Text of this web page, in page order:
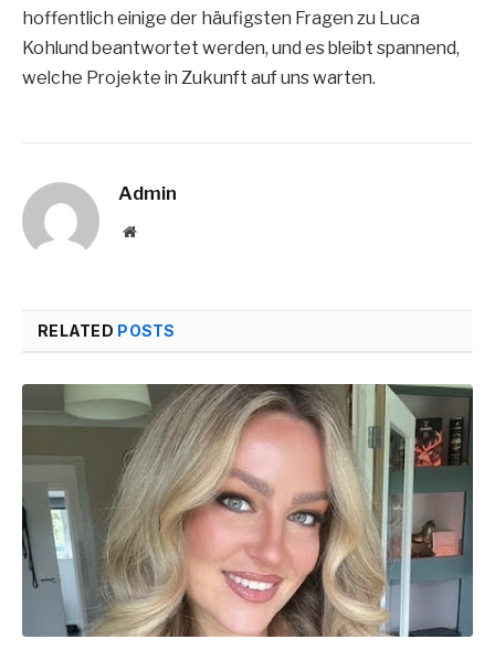
hoffentlich einige der häufigsten Fragen zu Luca
Kohlund beantwortet werden, und es bleibt spannend,
welche Projekte in Zukunft auf uns warten.
Admin
Website
RELATED POSTS